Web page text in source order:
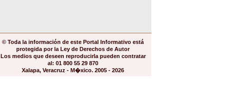
© Toda la información de este Portal Informativo está
protegida por la Ley de Derechos de Autor
Los medios que deseen reproducirla pueden contratar
al: 01 800 55 29 870
Xalapa, Veracruz - M�xico. 2005 - 2026